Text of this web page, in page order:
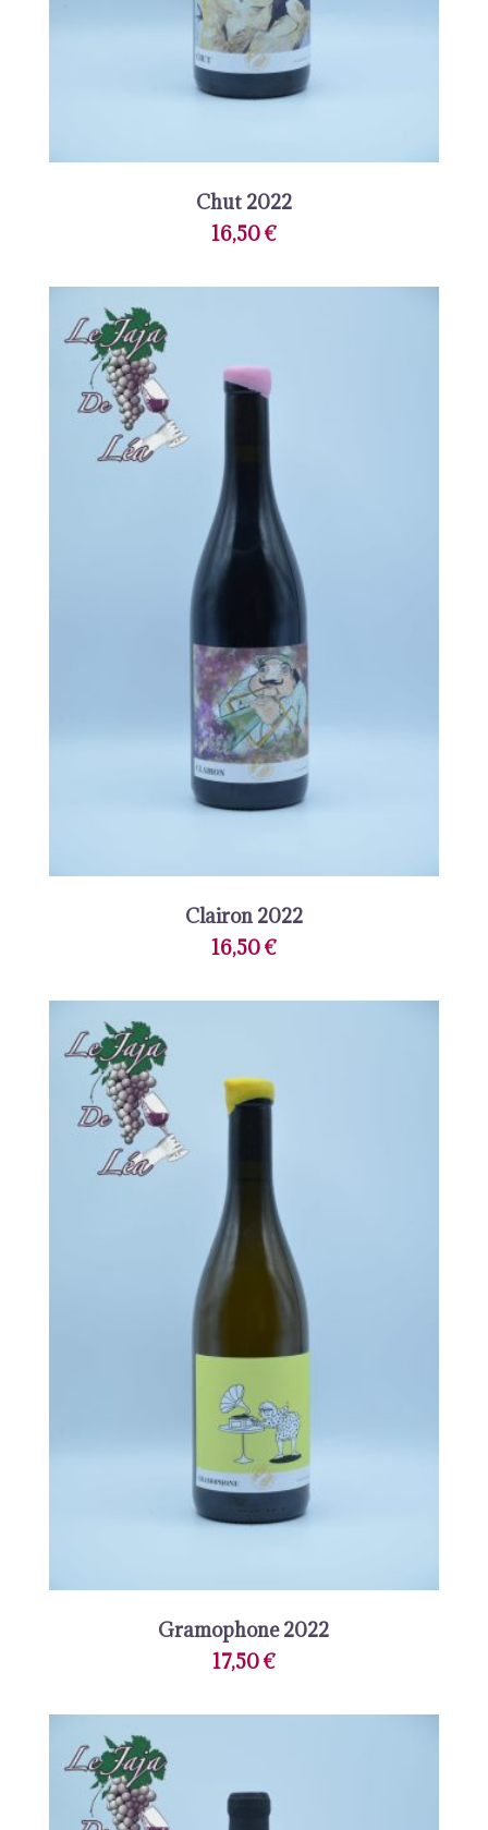
Chut 2022
16,50€
Clairon 2022
16,50€
Gramophone 2022
17,50€